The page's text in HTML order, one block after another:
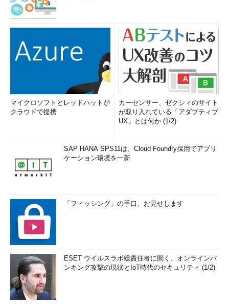
マイクロソフトとレッドハットが
クラウドで提携
カーセンサー、ゼクシィのサイト
が取り入れている「アダプティブ
UX」とは何か (1/2)
SAP HANA SPS11は、Cloud Foundry採用でアプリ
ケーション環境を一新
「フィッシング」の手口、お見せします
ESET ウイルスラボ総責任者に聞く、オンラインバ
ンキング攻撃の現状とIoT時代のセキュリティ (1/2)